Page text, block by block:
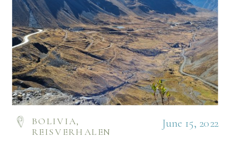
BOLIVIA,
REISVERHALEN
June 15, 2022